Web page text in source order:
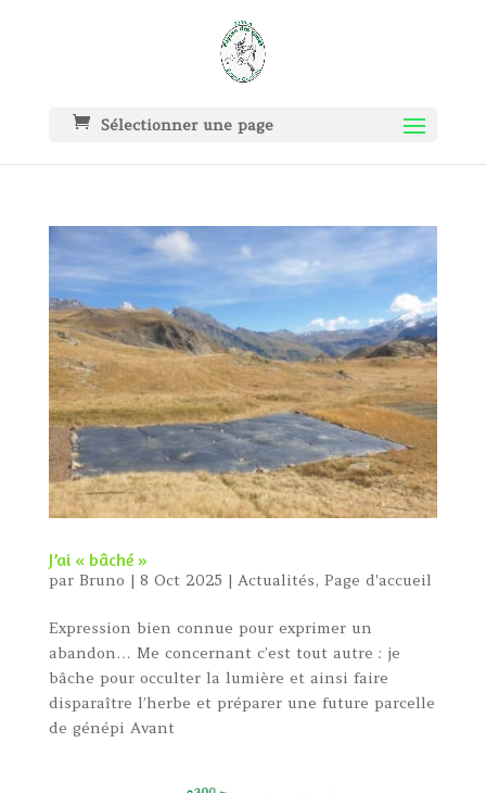
Sélectionner une page
J’ai « bâché »
par Bruno | 8 Oct 2025 | Actualités, Page d'accueil
Expression bien connue pour exprimer un
abandon… Me concernant c’est tout autre : je
bâche pour occulter la lumière et ainsi faire
disparaître l’herbe et préparer une future parcelle
de génépi Avant